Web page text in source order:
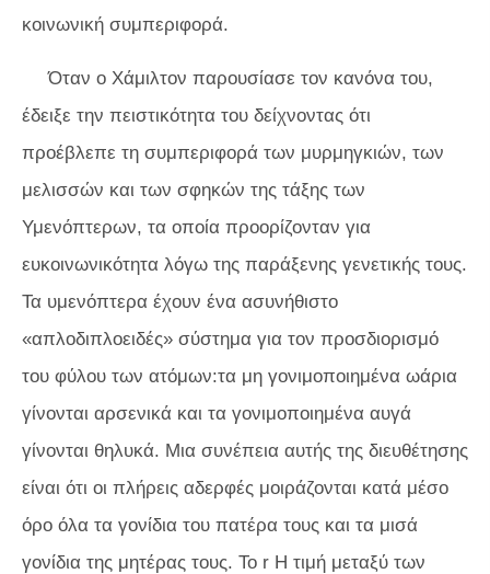
κοινωνική συμπεριφορά.
Όταν ο Χάμιλτον παρουσίασε τον κανόνα του,
έδειξε την πειστικότητα του δείχνοντας ότι
προέβλεπε τη συμπεριφορά των μυρμηγκιών, των
μελισσών και των σφηκών της τάξης των
Υμενόπτερων, τα οποία προορίζονταν για
ευκοινωνικότητα λόγω της παράξενης γενετικής τους.
Τα υμενόπτερα έχουν ένα ασυνήθιστο
«απλοδιπλοειδές» σύστημα για τον προσδιορισμό
του φύλου των ατόμων:τα μη γονιμοποιημένα ωάρια
γίνονται αρσενικά και τα γονιμοποιημένα αυγά
γίνονται θηλυκά. Μια συνέπεια αυτής της διευθέτησης
είναι ότι οι πλήρεις αδερφές μοιράζονται κατά μέσο
όρο όλα τα γονίδια του πατέρα τους και τα μισά
γονίδια της μητέρας τους. Το r Η τιμή μεταξύ των